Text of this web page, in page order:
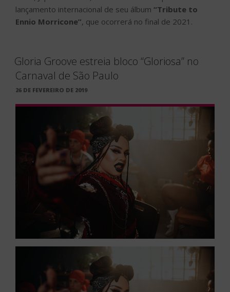
lançamento internacional de seu álbum “Tribute to
Ennio Morricone”, que ocorrerá no final de 2021.
Gloria Groove estreia bloco “Gloriosa” no
Carnaval de São Paulo
PUBLICADO
26 DE FEVEREIRO DE 2019